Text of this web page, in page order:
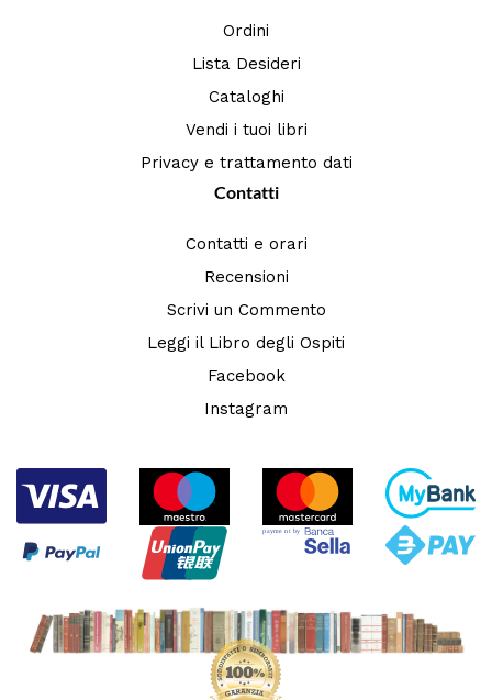
Ordini
Lista Desideri
Cataloghi
Vendi i tuoi libri
Privacy e trattamento dati
Contatti
Contatti e orari
Recensioni
Scrivi un Commento
Leggi il Libro degli Ospiti
Facebook
Instagram